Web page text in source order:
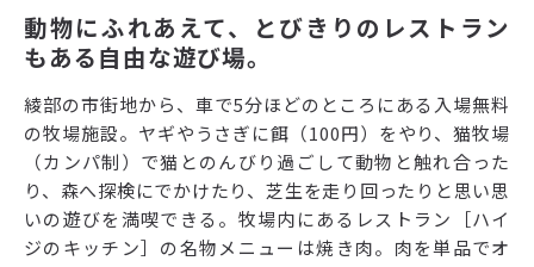
動物にふれあえて、とびきりのレストラン
もある自由な遊び場。
綾部の市街地から、車で5分ほどのところにある入場無料
の牧場施設。ヤギやうさぎに餌（100円）をやり、猫牧場
（カンパ制）で猫とのんびり過ごして動物と触れ合った
り、森へ探検にでかけたり、芝生を走り回ったりと思い思
いの遊びを満喫できる。牧場内にあるレストラン［ハイ
ジのキッチン］の名物メニューは焼き肉。肉を単品でオ